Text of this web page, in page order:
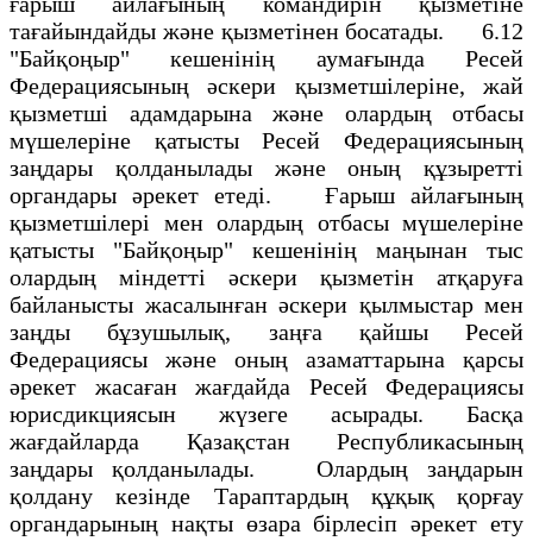
тағайындайды және қызметінен босатады. 6.12
"Байқоңыр" кешенінің аумағында Ресей
Федерациясының әскери қызметшілеріне, жай
қызметші адамдарына және олардың отбасы
мүшелеріне қатысты Ресей Федерациясының
заңдары қолданылады және оның құзыретті
органдары әрекет етеді. Ғарыш айлағының
қызметшілері мен олардың отбасы мүшелеріне
қатысты "Байқоңыр" кешенінің маңынан тыс
олардың міндетті әскери қызметін атқаруға
байланысты жасалынған әскери қылмыстар мен
заңды бұзушылық, заңға қайшы Ресей
Федерациясы және оның азаматтарына қарсы
әрекет жасаған жағдайда Ресей Федерациясы
юрисдикциясын жүзеге асырады. Басқа
жағдайларда Қазақстан Республикасының
заңдары қолданылады. Олардың заңдарын
қолдану кезінде Тараптардың құқық қорғау
органдарының нақты өзара бірлесіп әрекет ету